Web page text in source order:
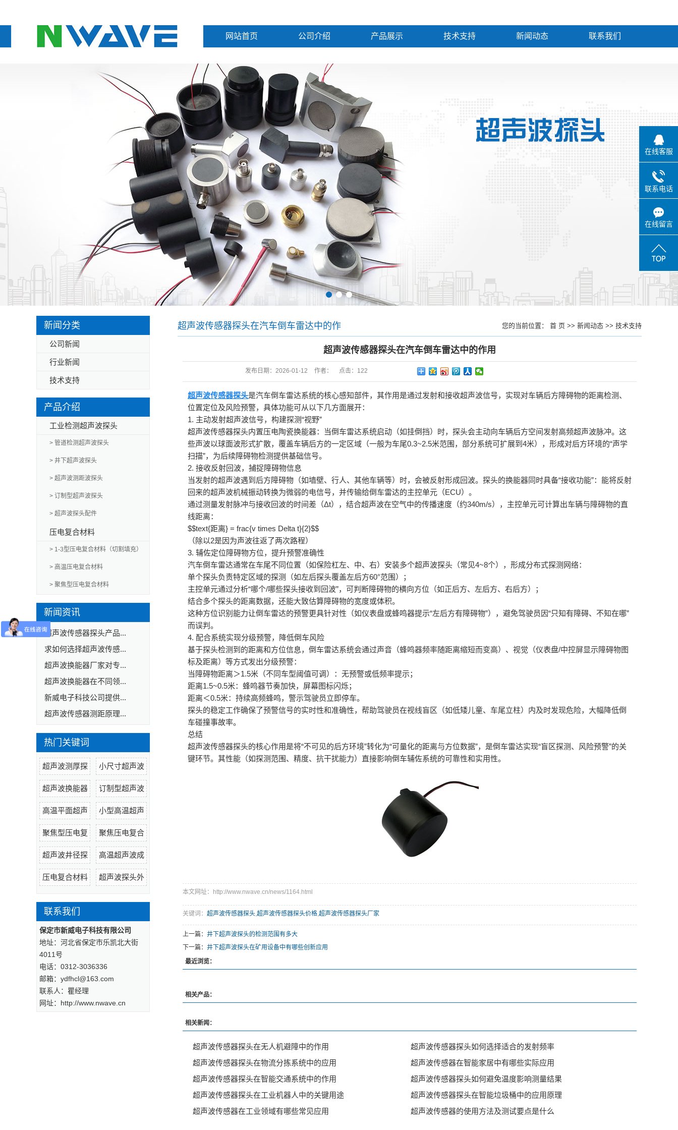
网站首页 公司介绍 产品展示 技术支持 新闻动态 联系我们
3
新闻分类
公司新闻
行业新闻
技术支持
产品介绍
工业检测超声波探头
> 管道检测超声波探头
> 井下超声波探头
> 超声波测距波探头
> 订制型超声波探头
> 超声波探头配件
压电复合材料
> 1-3型压电复合材料（切割填充）
> 高温压电复合材料
> 聚焦型压电复合材料
新闻资讯
超声波传感器探头产品...
求如何选择超声波传感...
超声波换能器厂家对专...
超声波换能器在不同领...
新威电子科技公司提供...
超声波传感器测距原理...
热门关键词
超声波测厚探 小尺寸超声波
超声波换能器 订制型超声波
高温平面超声 小型高温超声
聚焦型压电复 聚焦压电复合
超声波井径探 高温超声波成
压电复合材料 超声波探头外
联系我们
保定市新威电子科技有限公司
地址：河北省保定市乐凯北大街
4011号
电话：0312-3036336
邮箱：ydfhcl@163.com
联系人：瞿经理
网址：http://www.nwave.cn
超声波传感器探头在汽车倒车雷达中的作
您的当前位置： 首 页 >> 新闻动态 >> 技术支持
超声波传感器探头在汽车倒车雷达中的作用
发布日期： 2026-01-12 作者： 点击： 122
超声波传感器探头是汽车倒车雷达系统的核心感知部件，其作用是通过发射和接收超声波信号，实现对车辆后方障碍物的距离检测、
位置定位及风险预警，具体功能可从以下几方面展开：
1. 主动发射超声波信号，构建探测“视野”
超声波传感器探头内置压电陶瓷换能器：当倒车雷达系统启动（如挂倒挡）时，探头会主动向车辆后方空间发射高频超声波脉冲。这
些声波以球面波形式扩散，覆盖车辆后方的一定区域（一般为车尾0.3~2.5米范围，部分系统可扩展到4米），形成对后方环境的“声学
扫描”，为后续障碍物检测提供基础信号。
2. 接收反射回波，捕捉障碍物信息
当发射的超声波遇到后方障碍物（如墙壁、行人、其他车辆等）时，会被反射形成回波。探头的换能器同时具备“接收功能”：能将反射
回来的超声波机械振动转换为微弱的电信号，并传输给倒车雷达的主控单元（ECU）。
通过测量发射脉冲与接收回波的时间差（Δt），结合超声波在空气中的传播速度（约340m/s），主控单元可计算出车辆与障碍物的直
线距离：
$$text{距离} = frac{v times Delta t}{2}$$
（除以2是因为声波往返了两次路程）
3. 辅佐定位障碍物方位，提升预警准确性
汽车倒车雷达通常在车尾不同位置（如保险杠左、中、右）安装多个超声波探头（常见4~8个），形成分布式探测网络：
单个探头负责特定区域的探测（如左后探头覆盖左后方60°范围）；
主控单元通过分析“哪个/哪些探头接收到回波”，可判断障碍物的横向方位（如正后方、左后方、右后方）；
结合多个探头的距离数据，还能大致估算障碍物的宽度或体积。
这种方位识别能力让倒车雷达的预警更具针对性（如仪表盘或蜂鸣器提示“左后方有障碍物”），避免驾驶员因“只知有障碍、不知在哪”
而误判。
4. 配合系统实现分级预警，降低倒车风险
基于探头检测到的距离和方位信息，倒车雷达系统会通过声音（蜂鸣器频率随距离缩短而变高）、视觉（仪表盘/中控屏显示障碍物图
标及距离）等方式发出分级预警：
当障碍物距离＞1.5米（不同车型阈值可调）：无预警或低频率提示；
距离1.5~0.5米：蜂鸣器节奏加快，屏幕图标闪烁；
距离＜0.5米：持续高频蜂鸣，警示驾驶员立即停车。
探头的稳定工作确保了预警信号的实时性和准确性，帮助驾驶员在视线盲区（如低矮儿童、车尾立柱）内及时发现危险，大幅降低倒
车碰撞事故率。
总结
超声波传感器探头的核心作用是将“不可见的后方环境”转化为“可量化的距离与方位数据”，是倒车雷达实现“盲区探测、风险预警”的关
键环节。其性能（如探测范围、精度、抗干扰能力）直接影响倒车辅佐系统的可靠性和实用性。
本文网址：http://www.nwave.cn/news/1164.html
关键词： 超声波传感器探头,超声波传感器探头价格,超声波传感器探头厂家
上一篇： 井下超声波探头的检测范围有多大
下一篇： 井下超声波探头在矿用设备中有哪些创新应用
最近浏览：
相关产品：
相关新闻：
超声波传感器探头在无人机避障中的作用
超声波传感器探头如何选择适合的发射频率
超声波传感器探头在物流分拣系统中的应用
超声波传感器在智能家居中有哪些实际应用
超声波传感器探头在智能交通系统中的作用
超声波传感器探头如何避免温度影响测量结果
超声波传感器探头在工业机器人中的关键用途
超声波传感器探头在智能垃圾桶中的应用原理
超声波传感器在工业领域有哪些常见应用
超声波传感器的使用方法及测试要点是什么
在线客服
联系电话
在线留言